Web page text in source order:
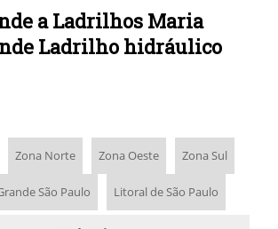
a Ladrilhos Maria
Ladrilho hidráulico
Zona Norte Zona Oeste Zona Sul
São Paulo Litoral de São Paulo